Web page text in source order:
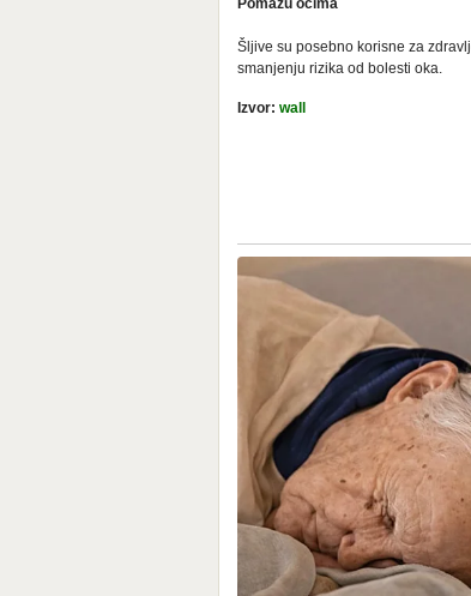
Pomažu očima
Šljive su posebno korisne za
smanjenju rizika od bolesti oka.
Izvor: wall